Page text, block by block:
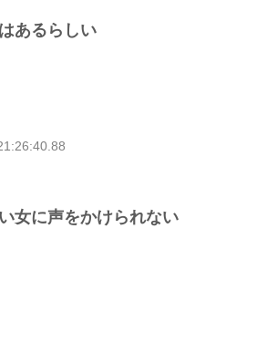
あるらしい
女に声をかけられない